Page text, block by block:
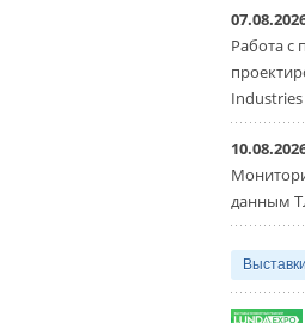
Работа
Industries
данным
Выставки